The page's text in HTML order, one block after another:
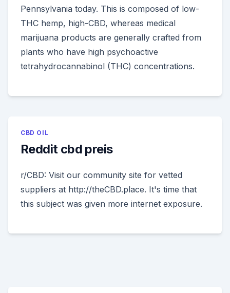
Pennsylvania today. This is composed of low-
THC hemp, high-CBD, whereas medical
marijuana products are generally crafted from
plants who have high psychoactive
tetrahydrocannabinol (THC) concentrations.
CBD OIL
Reddit cbd preis
r/CBD: Visit our community site for vetted
suppliers at http://theCBD.place. It's time that
this subject was given more internet exposure.